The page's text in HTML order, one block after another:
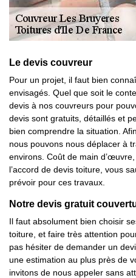
Le devis couvreur
Pour un projet, il faut bien
envisagés. Quel que soit le
devis à nos couvreurs pour
devis sont gratuits, détaillés et
bien comprendre la situation.
nous pouvons nous déplacer à
environs. Coût de main
l’accord de devis toiture, vous
prévoir pour ces travaux.
Notre devis gratuit
Il faut absolument bien choisir
toiture, et faire très attention
pas hésiter de demander un
une estimation au plus près de
invitons de nous appeler sans